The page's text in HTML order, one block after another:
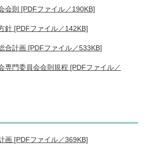
会則 [PDFファイル／190KB]
針 [PDFファイル／142KB]
合計画 [PDFファイル／533KB]
専門委員会会則規程 [PDFファイル／
画 [PDFファイル／369KB]